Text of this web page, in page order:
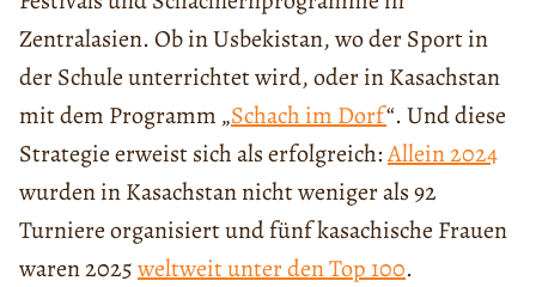
Zentralasien. Ob in Usbekistan, wo der Sport in
der Schule unterrichtet wird, oder in Kasachstan
mit dem Programm „Schach im Dorf“. Und diese
Strategie erweist sich als erfolgreich:Allein 2024
wurden in Kasachstan nicht weniger als 92
Turniere organisiert und fünf kasachische Frauen
waren 2025weltweit unter den Top 100.